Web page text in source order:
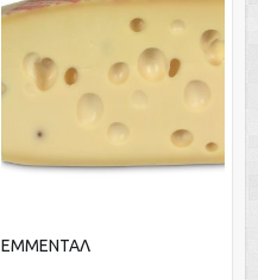
ΕΜΜΕΝΤΑΛ